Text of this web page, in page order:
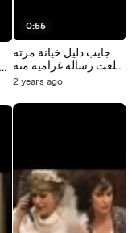
0:55
جايب دليل خيانة مرته
طلعت رسالة غرامية منه
2 years ago